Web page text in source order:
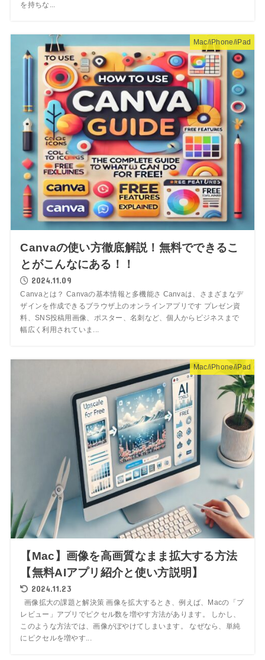
を持ちな...
Mac/iPhone/iPad
Canvaの使い方徹底解説！無料でできるこ
とがこんなにある！！
2024.11.09
Canvaとは？ Canvaの基本情報と多機能さ Canvaは、さまざまなデ
ザインを作成できるブラウザ上のオンラインアプリです プレゼン資
料、SNS投稿用画像、ポスター、名刺など、個人からビジネスまで
幅広く利用されていま...
Mac/iPhone/iPad
【Mac】画像を高画質なまま拡大する方法
【無料AIアプリ紹介と使い方説明】
2024.11.23
画像拡大の課題と解決策 画像を拡大するとき、例えば、Macの「プ
レビュー」アプリでピクセル数を増やす方法があります。 しかし、
このような方法では、画像がぼやけてしまいます。 なぜなら、単純
にピクセルを増やす...